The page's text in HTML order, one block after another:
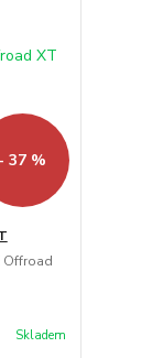
- 37 %
Offroad
Skladem